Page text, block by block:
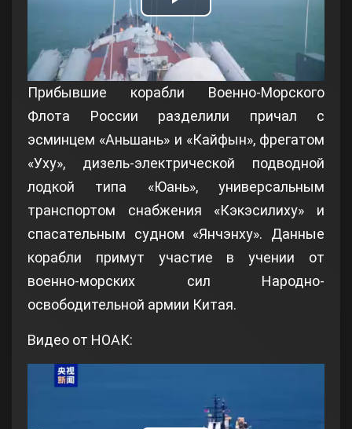
Play
Video
Прибывшие корабли Военно-Морского
Флота России разделили причал с
эсминцем «Аньшань» и «Кайфын», фрегатом
«Уху», дизель-электрической подводной
лодкой типа «Юань», универсальным
транспортом снабжения «Кэкэсилиху» и
спасательным судном «Янчэнху». Данные
корабли примут участие в учении от
военно-морских сил Народно-
освободительной армии Китая.
Видео от НОАК: